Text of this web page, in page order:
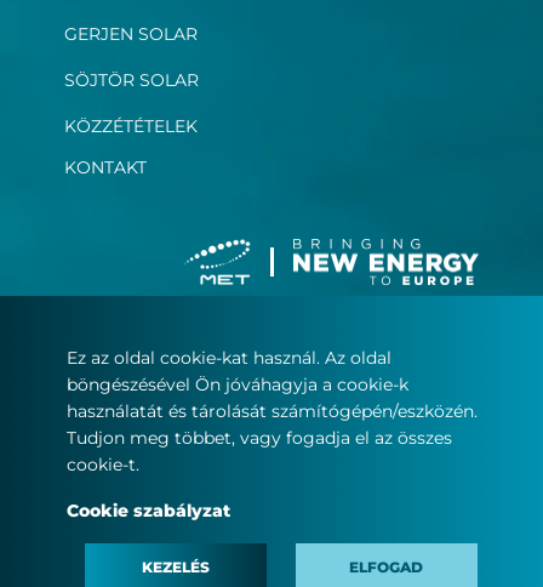
GERJEN SOLAR
SÖJTÖR SOLAR
KÖZZÉTÉTELEK
KONTAKT
Felhasználási feltételek
Adatvédelmi nyilatkozat
Cookie szabályzat
MET.com – Minden jog fenntartva.
Ez az oldal cookie-kat használ. Az oldal
böngészésével Ön jóváhagyja a cookie-k
használatát és tárolását számítógépén/eszközén.
Tudjon meg többet, vagy fogadja el az összes
cookie-t.
Cookie szabályzat
KEZELÉS ELFOGAD